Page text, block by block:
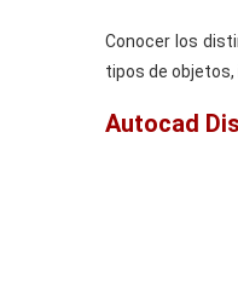
Conocer los
tipos de
Autocad